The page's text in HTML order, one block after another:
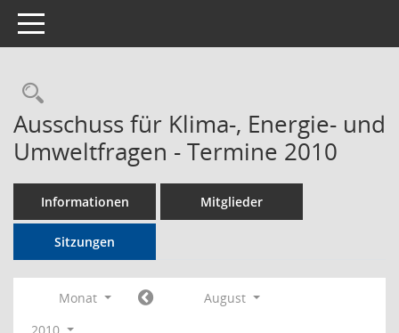
Toggle navigation
Rechercheauswahl
Ausschuss für Klima-, Energie- und
Umweltfragen - Termine 2010
Informationen Mitglieder
Sitzungen
Monat
August